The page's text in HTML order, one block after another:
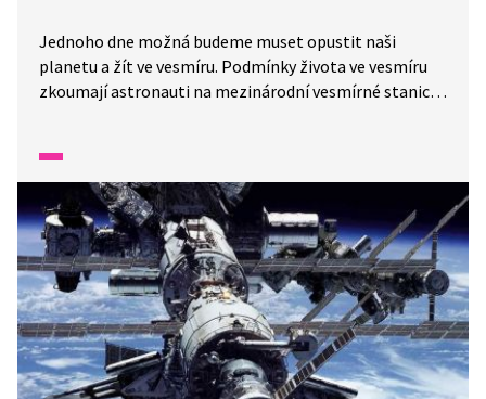
Jednoho dne možná budeme muset opustit naši
planetu a žít ve vesmíru. Podmínky života ve vesmíru
zkoumají astronauti na mezinárodní vesmírné stanici,
z Wifiny.